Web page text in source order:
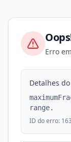
Erro
Detalhes
range.
ID do erro: